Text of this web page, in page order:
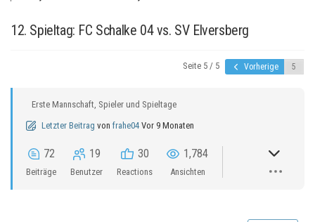
12. Spieltag: FC Schalke 04 vs. SV Elversberg
Seite 5 / 5 Vorherige
Erste Mannschaft, Spieler und Spieltage
Letzter Beitrag von frahe04 Vor 9 Monaten
72
Beiträge
19
Benutzer
30
Reactions
1,784
Ansichten